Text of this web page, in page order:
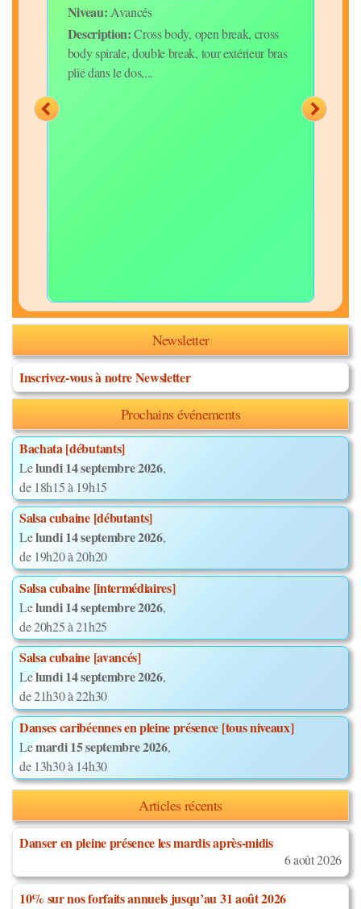
Niveau: Avancés
Description:Cross body, open break, cross
body spirale, double break, tour extérieur bras
plié dans le dos,...
Newsletter
Inscrivez-vous à notre Newsletter
Prochains événements
Bachata [débutants]
Lelundi 14 septembre 2026,
de 18h15 à 19h15
Salsa cubaine [débutants]
Lelundi 14 septembre 2026,
de 19h20 à 20h20
Salsa cubaine [intermédiaires]
Lelundi 14 septembre 2026,
de 20h25 à 21h25
Salsa cubaine [avancés]
Lelundi 14 septembre 2026,
de 21h30 à 22h30
Danses caribéennes en pleine présence [tous niveaux]
Lemardi 15 septembre 2026,
de 13h30 à 14h30
Articles récents
Danser en pleine présence les mardis après-midis
6 août 2026
10% sur nos forfaits annuels jusqu’au 31 août 2026